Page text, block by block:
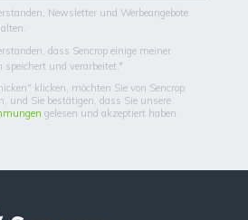
Newsletter und Werbeangebote
dass Sencrop einige meiner
speichert und verarbeitet. *
klicken, möchten Sie von Sencrop
und Sie bestätigen, dass Sie unsere
gelesen und akzeptiert haben.